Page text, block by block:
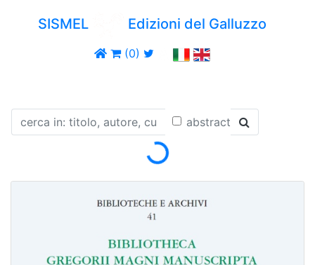
SISMEL Edizioni del Galluzzo
(0)
abstract
Loading...